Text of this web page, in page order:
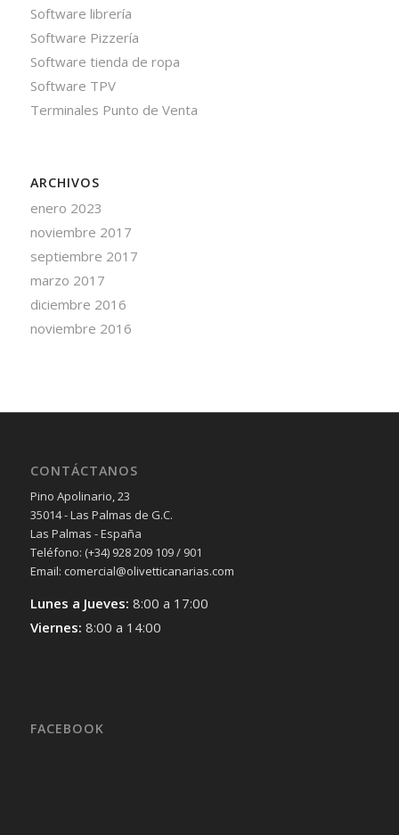
Software librería
Software Pizzería
Software tienda de ropa
Software TPV
Terminales Punto de Venta
ARCHIVOS
enero 2023
noviembre 2017
septiembre 2017
marzo 2017
diciembre 2016
noviembre 2016
CONTÁCTANOS
Pino Apolinario, 23
35014 - Las Palmas de G.C.
Las Palmas - España
Teléfono: (+34) 928 209 109 / 901
Email: comercial@olivetticanarias.com
Lunes a Jueves: 8:00 a 17:00
Viernes: 8:00 a 14:00
FACEBOOK